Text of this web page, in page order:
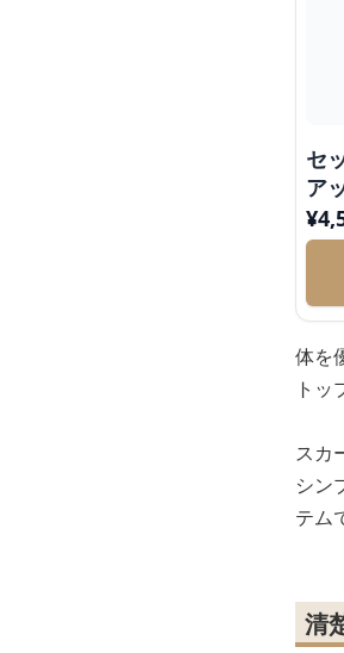
セ
ア
¥
体を
ト
スカ
シン
テム
清